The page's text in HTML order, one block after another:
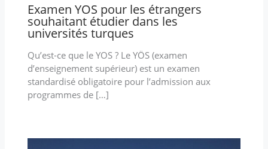
Examen YOS pour les étrangers
souhaitant étudier dans les
universités turques
Qu’est-ce que le YOS ? Le YÖS (examen
d’enseignement supérieur) est un examen
standardisé obligatoire pour l’admission aux
programmes de […]